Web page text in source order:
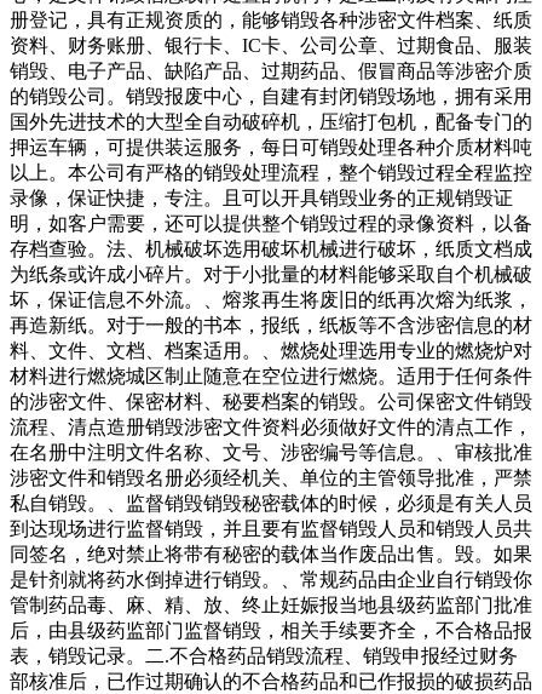
册登记，具有正规资质的，能够销毁各种涉密文件档案、纸质
资料、财务账册、银行卡、IC卡、公司公章、过期食品、服装
销毁、电子产品、缺陷产品、过期药品、假冒商品等涉密介质
的销毁公司。销毁报废中心，自建有封闭销毁场地，拥有采用
国外先进技术的大型全自动破碎机，压缩打包机，配备专门的
押运车辆，可提供装运服务，每日可销毁处理各种介质材料吨
以上。本公司有严格的销毁处理流程，整个销毁过程全程监控
录像，保证快捷，专注。且可以开具销毁业务的正规销毁证
明，如客户需要，还可以提供整个销毁过程的录像资料，以备
存档查验。法、机械破坏选用破坏机械进行破坏，纸质文档成
为纸条或许成小碎片。对于小批量的材料能够采取自个机械破
坏，保证信息不外流。、熔浆再生将废旧的纸再次熔为纸浆，
再造新纸。对于一般的书本，报纸，纸板等不含涉密信息的材
料、文件、文档、档案适用。、燃烧处理选用专业的燃烧炉对
材料进行燃烧城区制止随意在空位进行燃烧。适用于任何条件
的涉密文件、保密材料、秘要档案的销毁。公司保密文件销毁
流程、清点造册销毁涉密文件资料必须做好文件的清点工作，
在名册中注明文件名称、文号、涉密编号等信息。、审核批准
涉密文件和销毁名册必须经机关、单位的主管领导批准，严禁
私自销毁。、监督销毁销毁秘密载体的时候，必须是有关人员
到达现场进行监督销毁，并且要有监督销毁人员和销毁人员共
同签名，绝对禁止将带有秘密的载体当作废品出售。毁。如果
是针剂就将药水倒掉进行销毁。、常规药品由企业自行销毁你
管制药品毒、麻、精、放、终止妊娠报当地县级药监部门批准
后，由县级药监部门监督销毁，相关手续要齐全，不合格品报
表，销毁记录。二.不合格药品销毁流程、销毁申报经过财务
部核准后，已作过期确认的不合格药品和已作报损的破损药品